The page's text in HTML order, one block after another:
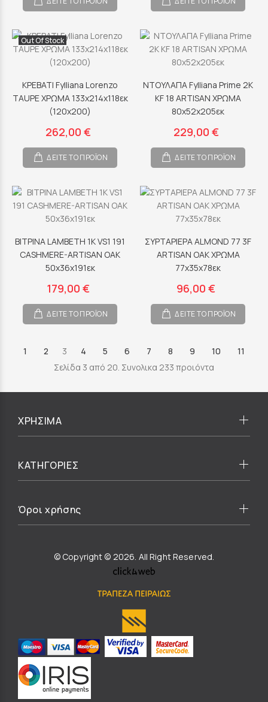
Out Of Stock
ΚΡΕΒΑΤΙ Fylliana Lorenzo
TAUPE ΧΡΩΜΑ 133x214x118εκ
(120x200)
262,00 €
ΔΕΙΤΕ ΤΟ ΠΡΟΪΟΝ
ΝΤΟΥΛΑΠΑ Fylliana Prime 2Κ
KF 18 ARTISAN ΧΡΩΜΑ
80x52x205εκ
229,00 €
ΔΕΙΤΕ ΤΟ ΠΡΟΪΟΝ
ΒΙΤΡΙΝΑ LAMBETH 1K VS1 191
CASHMERE-ARTISAN OAK
50x36x191εκ
179,00 €
ΔΕΙΤΕ ΤΟ ΠΡΟΪΟΝ
ΣΥΡΤΑΡΙΕΡΑ ALMOND 77 3F
ARTISAN OAK ΧΡΩΜΑ
77x35x78εκ
96,00 €
ΔΕΙΤΕ ΤΟ ΠΡΟΪΟΝ
1 2 3 4 5 6 7 8 9 10
11
Σελίδα 3 από 20. Συνολικα 233 προιόντα
ΧΡΗΣΙΜΑ
ΚΑΤΗΓΟΡΙΕΣ
Όροι χρήσης
© Copyright © 2026. All Right Reserved.